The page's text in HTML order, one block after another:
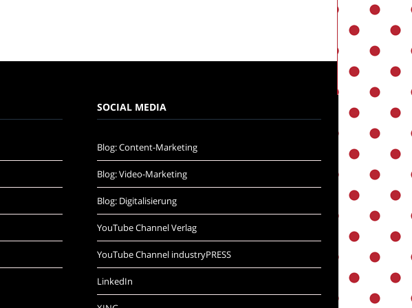
SOCIAL MEDIA
Blog: Content-Marketing
Blog: Video-Marketing
Blog: Digitalisierung
YouTube Channel Verlag
YouTube Channel industryPRESS
LinkedIn